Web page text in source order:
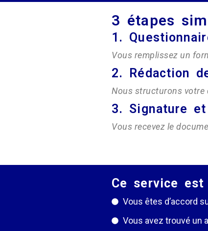
3 étapes
1.
Vous remplissez un
2. Rédaction
Nous structurons votre
3. Signature
Vous recevez le
Ce service
Vous êtes d’accord
Vous avez trouvé un